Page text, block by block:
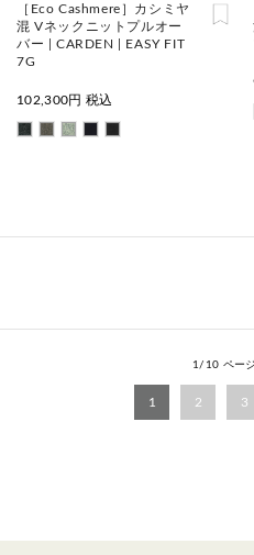
［Eco Cashmere］カシミヤ
混 Vネックニットプルオー
バー | CARDEN | EASY FIT
7G
102,300円 税込
1/10 ペー
1 2 3